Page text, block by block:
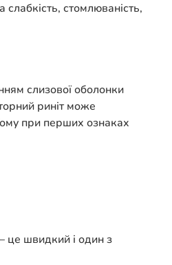
стомлюваність,
слизової оболонки
риніт може
при перших ознаках
– це швидкий і один з